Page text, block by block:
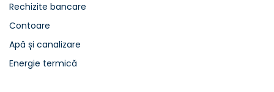
Rechizite bancare
Contoare
Apă și canalizare
Energie termică